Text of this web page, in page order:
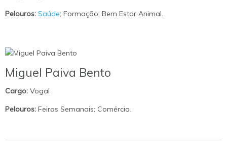
Pelouros: Saúde; Formação; Bem Estar Animal.
Miguel Paiva Bento
Cargo: Vogal
Pelouros: Feiras Semanais; Comércio.